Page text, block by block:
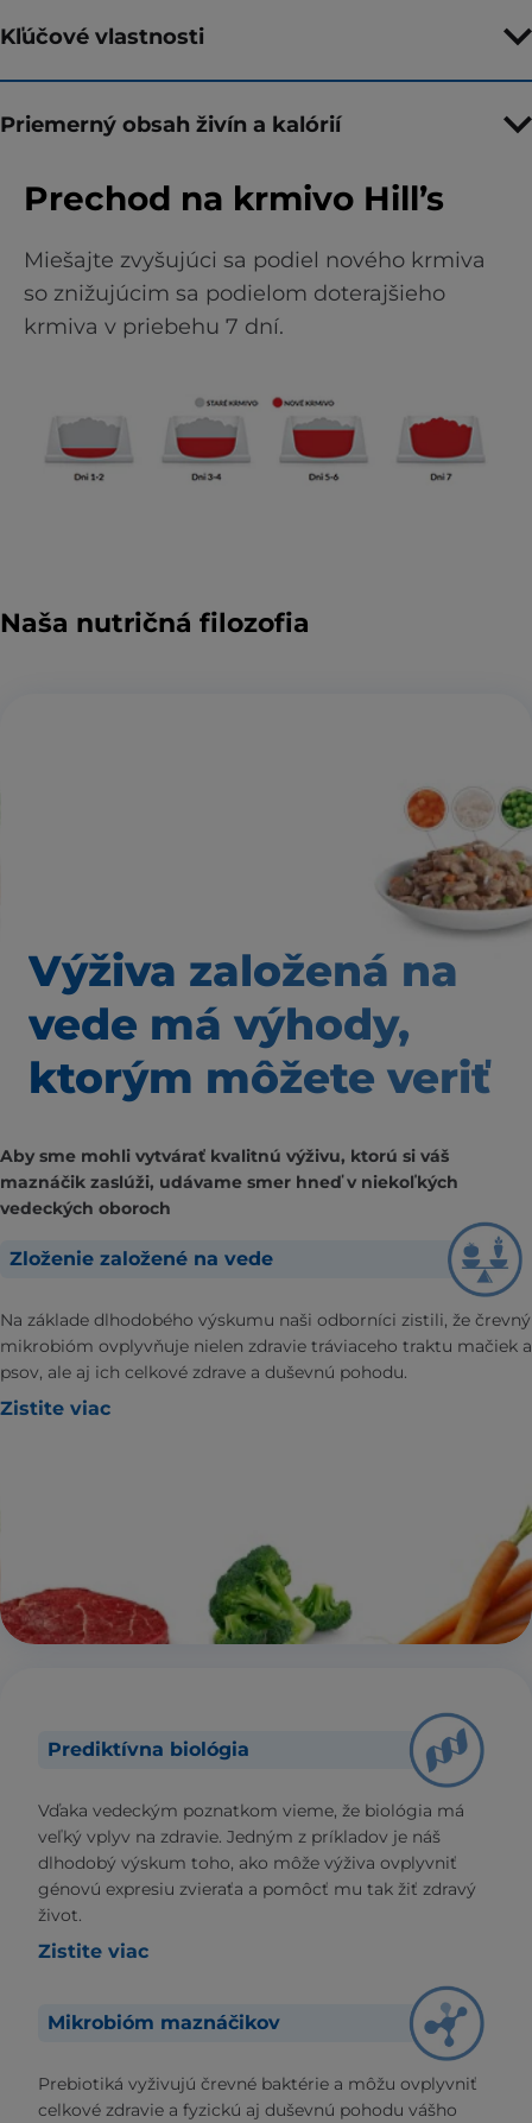
Kľúčové vlastnosti
Priemerný obsah živín a kalórií
Prechod na krmivo Hill’s
Miešajte zvyšujúci sa podiel nového krmiva
so znižujúcim sa podielom doterajšieho
krmiva v priebehu 7 dní.
Naša nutričná filozofia
Výživa založená na
vede má výhody,
ktorým môžete veriť
Aby sme mohli vytvárať kvalitnú výživu, ktorú si váš
maznáčik zaslúži, udávame smer hneď v niekoľkých
vedeckých oboroch
Zloženie založené na vede
Na základe dlhodobého výskumu naši odborníci zistili, že črevný
mikrobióm ovplyvňuje nielen zdravie tráviaceho traktu mačiek a
psov, ale aj ich celkové zdrave a duševnú pohodu.
Zistite viac
Prediktívna biológia
Vďaka vedeckým poznatkom vieme, že biológia má
veľký vplyv na zdravie. Jedným z príkladov je náš
dlhodobý výskum toho, ako môže výživa ovplyvniť
génovú expresiu zvieraťa a pomôcť mu tak žiť zdravý
život.
Zistite viac
Mikrobióm maznáčikov
Prebiotiká vyživujú črevné baktérie a môžu ovplyvniť
celkové zdravie a fyzickú aj duševnú pohodu vášho